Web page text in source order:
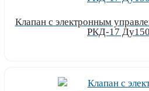
Клапан с электронным
РКД-17